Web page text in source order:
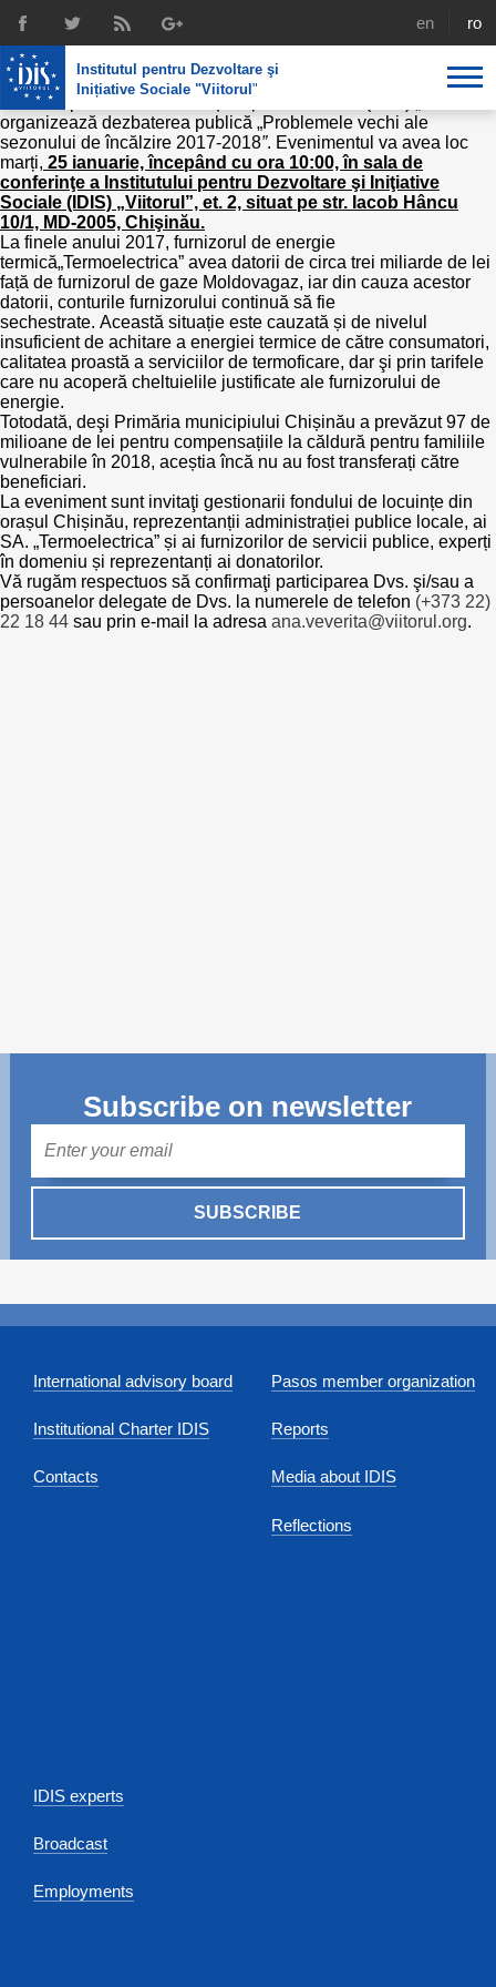
english
Institutul pentru Dezvoltare şi
Inițiative Sociale "Viitorul "
About us
Profile
Recruting
Chairman's legacy
Signed agreements
Team
Letters of thanks
Media about IDIS
Reports
Projects in progres
IDIS expertise
Reintegration policies
Economic policies
Public procurement course support
Social policies
Investigations in public procurement
Regional policy
Best parctices
Governance transparency
Democracy, independence and transparency of key
public institutions in Moldova
Media
Library
Broadcast
Dezbaterea publică „Problemele vechi
ale sezonului de încălzire 2017-2018 în
municipiul Chișinău”
Institutul pentru Dezvoltare și Inițiative Sociale (IDIS) „Viitorul”
organizează dezbaterea publică „Problemele vechi ale
sezonului de încălzire 2017-2018”. Evenimentul va avea loc
marți, 25 ianuarie, începând cu ora 10:00, în sala de
conferinţe a Institutului pentru Dezvoltare şi Iniţiative
Sociale (IDIS) „Viitorul”, et. 2, situat pe str. Iacob Hâncu
10/1, MD-2005, Chişinău.
La finele anului 2017, furnizorul de energie
termică„Termoelectrica” avea datorii de circa trei miliarde de lei
față de furnizorul de gaze Moldovagaz, iar din cauza acestor
datorii, conturile furnizorului continuă să fie
sechestrate. Această situație este cauzată și de nivelul
insuficient de achitare a energiei termice de către consumatori,
calitatea proastă a serviciilor de termoficare, dar şi prin tarifele
care nu acoperă cheltuielile justificate ale furnizorului de
energie.
Totodată, deşi Primăria municipiului Chișinău a prevăzut 97 de
milioane de lei pentru compensațiile la căldură pentru familiile
vulnerabile în 2018, aceștia încă nu au fost transferați către
beneficiari.
La eveniment sunt invitaţi gestionarii fondului de locuințe din
orașul Chișinău, reprezentanții administrației publice locale, ai
SA. „Termoelectrica” și ai furnizorilor de servicii publice, experți
în domeniu și reprezentanți ai donatorilor.
Vă rugăm respectuos să confirmaţi participarea Dvs. şi/sau a
persoanelor delegate de Dvs. la numerele de telefon (+373 22)
22 18 44 sau prin e-mail la adresa ana.veverita@viitorul.org.
Subscribe on newsletter
SUBSCRIBE
International advisory board
Institutional Charter IDIS
Contacts
Pasos member organization
Reports
Media about IDIS
Reflections
IDIS experts
Broadcast
Employments